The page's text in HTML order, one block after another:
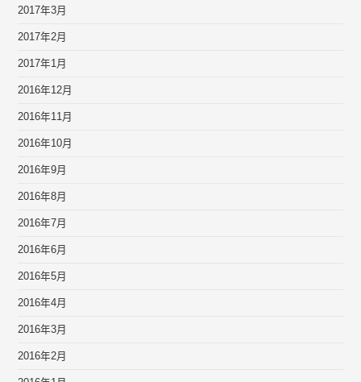
2017年3月
2017年2月
2017年1月
2016年12月
2016年11月
2016年10月
2016年9月
2016年8月
2016年7月
2016年6月
2016年5月
2016年4月
2016年3月
2016年2月